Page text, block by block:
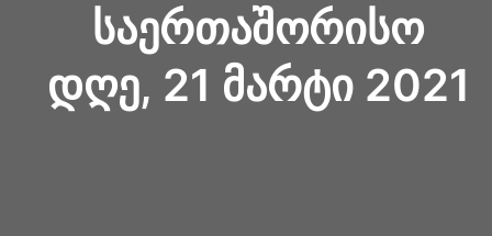
ᲡᲐᲔᲠᲗᲐᲨᲝᲠᲘᲡᲝ
ᲓᲦᲔ, 21 ᲛᲐᲠᲢᲘ 2021